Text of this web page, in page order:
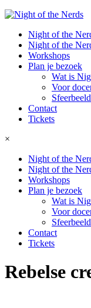
Night of the
Night of the
Workshops
Plan je bezoek
Wat is
Voor
Contact
Tickets
×
Night of the
Night of the
Workshops
Plan je bezoek
Wat is
Voor
Contact
Tickets
Rebelse